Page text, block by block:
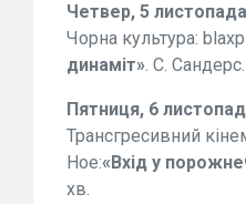
Четвер, 5
Чорна культура:
динаміт». С.
Пятниця, 6
Трансгресивний
Ное:«Вхід у
хв.